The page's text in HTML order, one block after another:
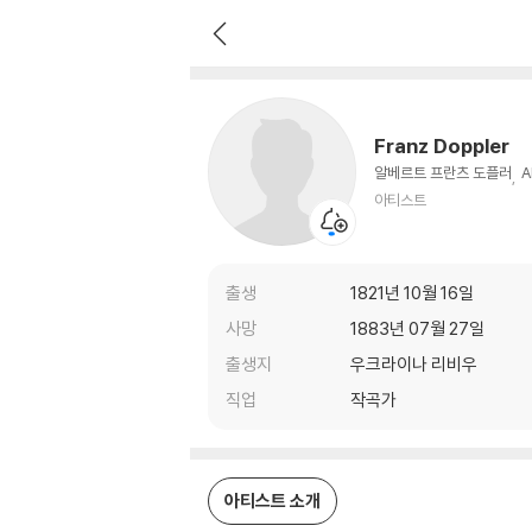
Franz Doppler
알베르트 프란츠 도플러
아티스트
출생
1821년 10월 16일
사망
1883년 07월 27일
출생지
우크라이나 리비우
직업
작곡가
아티스트 소개